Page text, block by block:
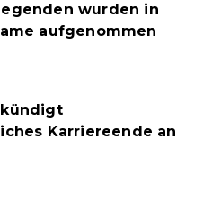
wurden in
aufgenommen
kündigt
Karriereende an